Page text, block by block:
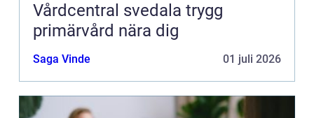
Vårdcentral svedala trygg
primärvård nära dig
Saga Vinde 01 juli 2026